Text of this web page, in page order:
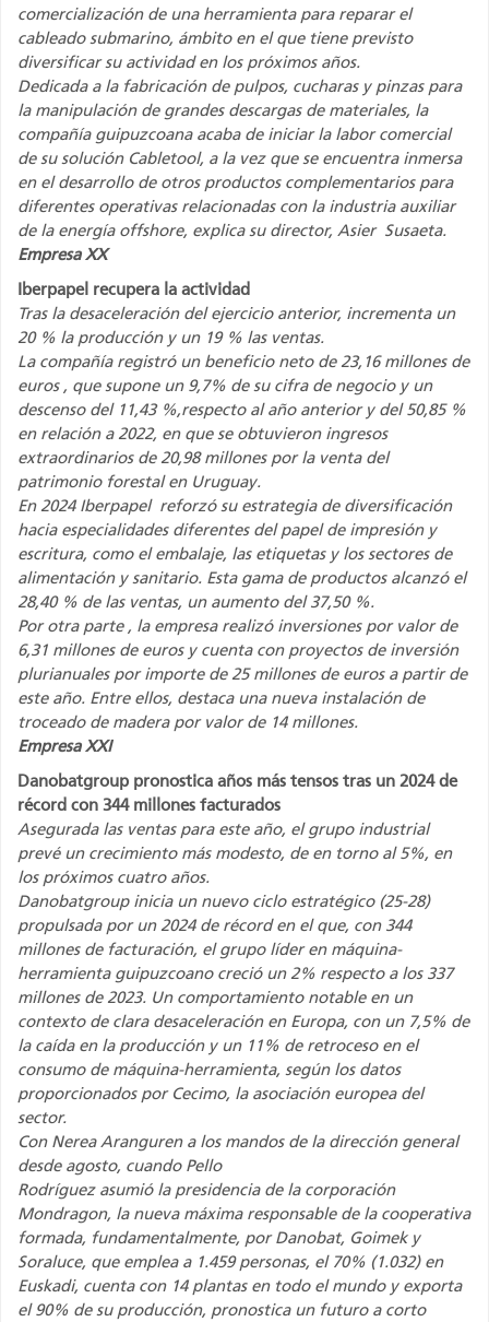
comercialización de una herramienta para reparar el
cableado submarino, ámbito en el que tiene previsto
diversificar su actividad en los próximos años.
Dedicada a la fabricación de pulpos, cucharas y pinzas para
la manipulación de grandes descargas de materiales, la
compañía guipuzcoana acaba de iniciar la labor comercial
de su solución Cabletool, a la vez que se encuentra inmersa
en el desarrollo de otros productos complementarios para
diferentes operativas relacionadas con la industria auxiliar
de la energía offshore, explica su director, Asier Susaeta.
Empresa XX
Iberpapel recupera la actividad
Tras la desaceleración del ejercicio anterior, incrementa un
20 % la producción y un 19 % las ventas.
La compañía registró un beneficio neto de 23,16 millones de
euros , que supone un 9,7% de su cifra de negocio y un
descenso del 11,43 %,respecto al año anterior y del 50,85 %
en relación a 2022, en que se obtuvieron ingresos
extraordinarios de 20,98 millones por la venta del
patrimonio forestal en Uruguay.
En 2024 Iberpapel reforzó su estrategia de diversificación
hacia especialidades diferentes del papel de impresión y
escritura, como el embalaje, las etiquetas y los sectores de
alimentación y sanitario. Esta gama de productos alcanzó el
28,40 % de las ventas, un aumento del 37,50 %.
Por otra parte , la empresa realizó inversiones por valor de
6,31 millones de euros y cuenta con proyectos de inversión
plurianuales por importe de 25 millones de euros a partir de
este año. Entre ellos, destaca una nueva instalación de
troceado de madera por valor de 14 millones.
Empresa XXI
Danobatgroup pronostica años más tensos tras un 2024 de
récord con 344 millones facturados
Asegurada las ventas para este año, el grupo industrial
prevé un crecimiento más modesto, de en torno al 5%, en
los próximos cuatro años.
Danobatgroup inicia un nuevo ciclo estratégico (25-28)
propulsada por un 2024 de récord en el que, con 344
millones de facturación, el grupo líder en máquina-
herramienta guipuzcoano creció un 2% respecto a los 337
millones de 2023. Un comportamiento notable en un
contexto de clara desaceleración en Europa, con un 7,5% de
la caída en la producción y un 11% de retroceso en el
consumo de máquina-herramienta, según los datos
proporcionados por Cecimo, la asociación europea del
sector.
Con Nerea Aranguren a los mandos de la dirección general
desde agosto, cuando Pello
Rodríguez asumió la presidencia de la corporación
Mondragon, la nueva máxima responsable de la cooperativa
formada, fundamentalmente, por Danobat, Goimek y
Soraluce, que emplea a 1.459 personas, el 70% (1.032) en
Euskadi, cuenta con 14 plantas en todo el mundo y exporta
el 90% de su producción, pronostica un futuro a corto